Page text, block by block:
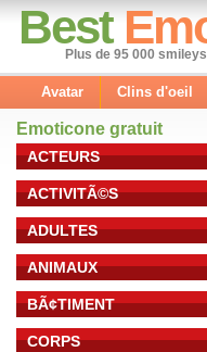
Best
Plus de 95 000
Avatar Clins d'oeil
Emoticone gratuit
ACTEURS
ACTIVITÃ©S
ADULTES
ANIMAUX
BÃ¢TIMENT
CORPS